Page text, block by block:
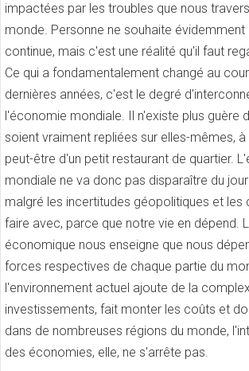
impactées par les troubles que nous
monde. Personne ne souhaite évidemment
continue, mais c'est une réalité qu'il faut
Ce qui a fondamentalement changé au
dernières années, c'est le degré
l'économie mondiale. Il n'existe plus guère
soient vraiment repliées sur elles-mêmes,
peut-être d'un petit restaurant de quartier.
mondiale ne va donc pas disparaître du
malgré les incertitudes géopolitiques et les
faire avec, parce que notre vie en dépend.
économique nous enseigne que nous
forces respectives de chaque partie du
l'environnement actuel ajoute de la
investissements, fait monter les coûts et
dans de nombreuses régions du monde,
des économies, elle, ne s'arrête pas.